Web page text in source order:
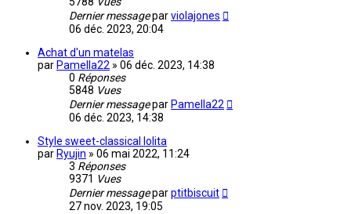
Dernier messageparviolajones
06 déc. 2023, 20:04
Achat d'un matelas
par Pamella22 » 06 déc. 2023, 14:38
0 Réponses
5848 Vues
Dernier messagepar Pamella22
06 déc. 2023, 14:38
Style sweet-classical lolita
par Ryujin » 06 mai 2022, 11:24
3 Réponses
9371 Vues
Dernier messageparptitbiscuit
27 nov. 2023, 19:05